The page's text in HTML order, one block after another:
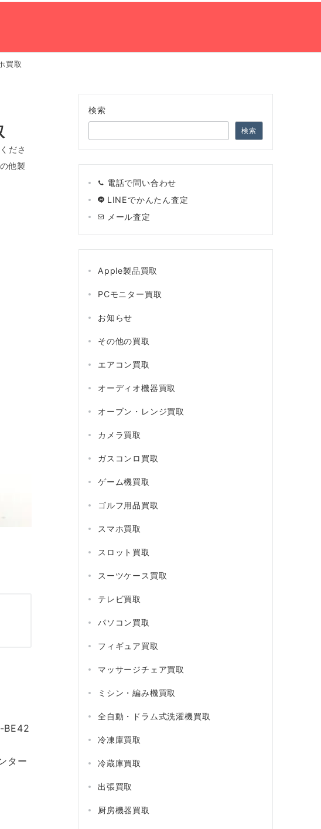
買取
ださ
他製
BE42
ター
検索
検索
電話で問い合わせ
LINEでかんたん査定
メール査定
Apple製品買取
PCモニター買取
お知らせ
その他の買取
エアコン買取
オーディオ機器買取
オーブン・レンジ買取
カメラ買取
ガスコンロ買取
ゲーム機買取
ゴルフ用品買取
スマホ買取
スロット買取
スーツケース買取
テレビ買取
パソコン買取
フィギュア買取
マッサージチェア買取
ミシン・編み機買取
全自動・ドラム式洗濯機買取
冷凍庫買取
冷蔵庫買取
出張買取
厨房機器買取